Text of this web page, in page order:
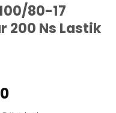
80-17
200 Ns Lastik
Şu
andaki